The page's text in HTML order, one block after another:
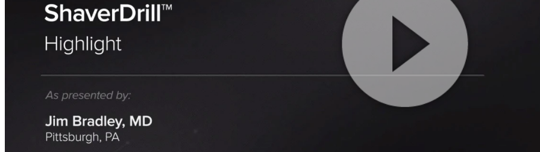
Ressourcen arrow_drop_down chevron_right
arrow_drop_downchevron_right
Play